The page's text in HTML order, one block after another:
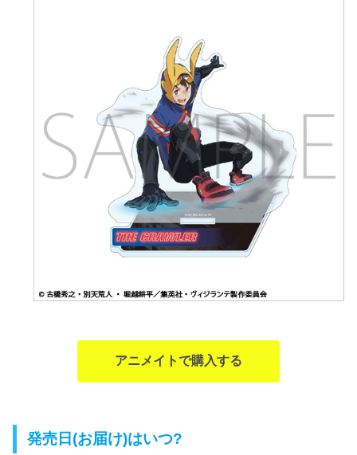
アニメイトで購入する
発売日(お届け)はいつ?